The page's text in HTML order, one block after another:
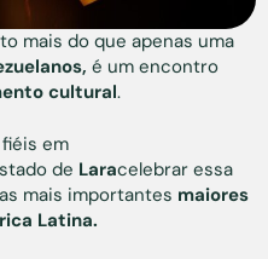
mais do que apenas uma
é um encontro
cultural.
em
de Laracelebrar essa
mais importantes maiores
Latina.